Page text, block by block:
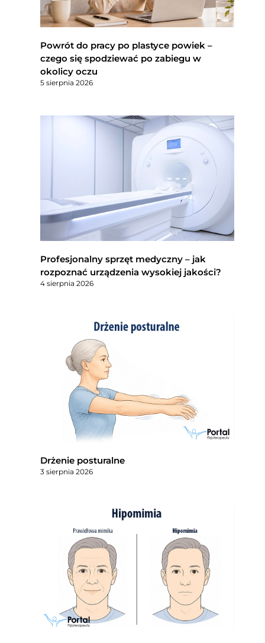
Powrót do pracy po plastyce powiek –
czego się spodziewać po zabiegu w
okolicy oczu
5 sierpnia 2026
Profesjonalny sprzęt medyczny – jak
rozpoznać urządzenia wysokiej jakości?
4 sierpnia 2026
Drżenie posturalne
3 sierpnia 2026